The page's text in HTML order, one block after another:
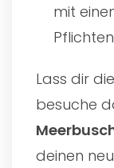
mit
Lass dir
besuche
deinen